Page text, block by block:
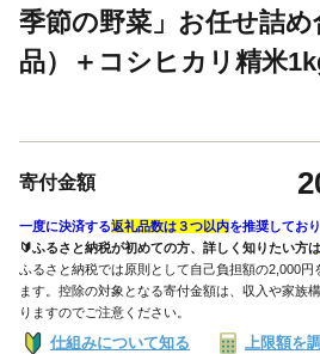
季節の野菜」お任せ詰
品）＋コシヒカリ精米
寄付金額
一度に決済する返礼品数は３つ以内を推奨しており
🔰ふるさと納税が初めての方、詳しく知りたい方は
ふるさと納税では原則として自己負担額の2,000円
ます。控除の対象となる寄付金額は、収入や家族
りますのでご注意ください。
仕組みについて知る 上限額を